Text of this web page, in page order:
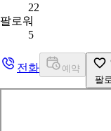
22
팔로워
5
전화
예약
팔